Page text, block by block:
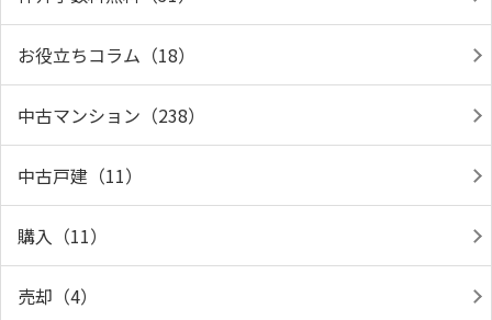
お役立ちコラム（18）
中古マンション（238）
中古戸建（11）
購入（11）
売却（4）